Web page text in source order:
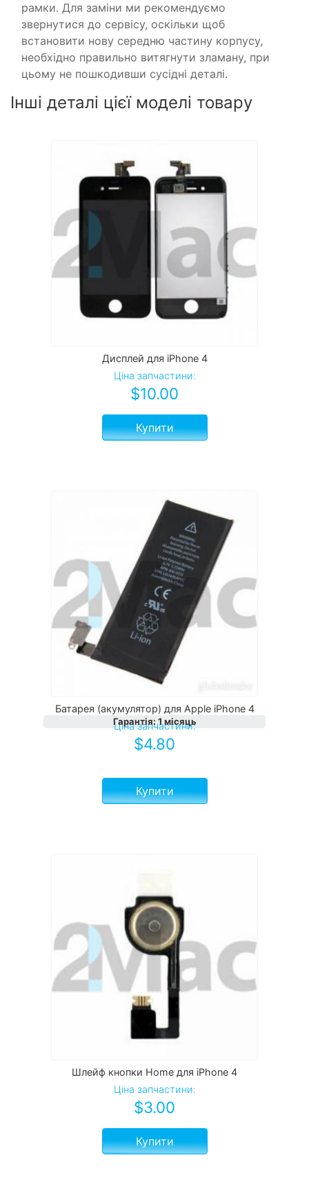
рамки. Для заміни ми рекомендуємо
звернутися до сервісу, оскільки щоб
встановити нову середню частину корпусу,
необхідно правильно витягнути зламану, при
цьому не пошкодивши сусідні деталі.
Інші деталі цієї моделі товару
Дисплей для iPhone 4
Ціна запчастини:
$10.00
Купити
Батарея (акумулятор) для Apple iPhone 4
Ціна запчастини:
$4.80
Гарантія:1 місяць
Купити
Шлейф кнопки Home для iPhone 4
Ціна запчастини:
$3.00
Купити